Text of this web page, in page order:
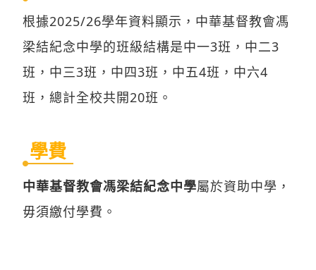
根據2025/26學年資料顯示，中華基督教會馮
梁結紀念中學的班級結構是中一3班，中二3
班，中三3班，中四3班，中五4班，中六4
班，總計全校共開20班。
學費
中華基督教會馮梁結紀念中學屬於資助中學，
毋須繳付學費。